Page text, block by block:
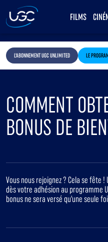
FILMS
L'ABONNEMENT UGC UNLIMITED LE
COMMENT
BONUS DE
Vous nous rejoignez ? Cela se fête
dès votre adhésion au programme
bonus ne sera versé qu'une seule